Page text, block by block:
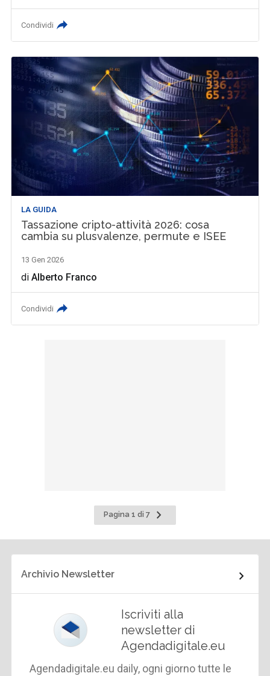
Condividi
LA GUIDA
Tassazione cripto-attività 2026: cosa
cambia su plusvalenze, permute e ISEE
13 Gen 2026
diAlberto Franco
Condividi
Pagina 1 di 7
Pagina
successiva
Archivio Newsletter
Iscriviti alla
newsletter di
Agendadigitale.eu
Agendadigitale.eu daily, ogni giorno tutte le